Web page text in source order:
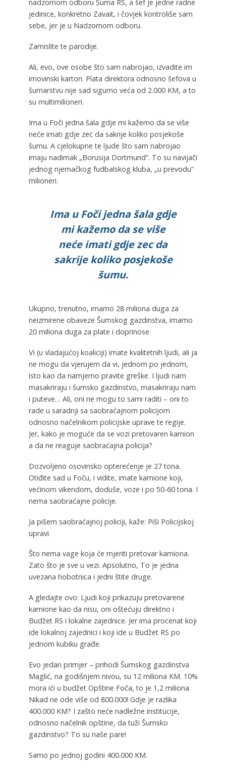
nadzornom odboru Šuma RS, a šef je jedne radne
jedinice, konkretno Zavait, i čovjek kontroliše sam
sebe, jer je u Nadzornom odboru.
Zamislite te parodije.
Ali, evo, ove osobe što sam nabrojao, izvadite im
imovinski karton. Plata direktora odnosno šefova u
šumarstvu nije sad sigurno veća od 2.000 KM, a to
su multimilioneri.
Ima u Foči jedna šala gdje mi kažemo da se više
neće imati gdje zec da sakrije koliko posjekoše
šumu. A cjelokupne te ljude što sam nabrojao
imaju nadimak „Borusija Dortmund“. To su navijači
jednog njemačkog fudbalskog kluba, „u prevodu“
milioneri.
Ima u Foči jedna šala gdje
mi kažemo da se više
neće imati gdje zec da
sakrije koliko posjekoše
šumu.
Ukupno, trenutno, imamo 28 miliona duga za
neizmirene obaveze Šumskog gazdinstva, imamo
20 miliona duga za plate i doprinose.
Vi (u vladajućoj koaliciji) imate kvalitetnih ljudi, ali ja
ne mogu da vjerujem da vi, jednom po jednom,
isto kao da namjerno pravite greške. I ljudi nam
masakriraju i šumsko gazdinstvo, masakriraju nam
i puteve… Ali, oni ne mogu to sami raditi – oni to
rade u saradnji sa saobraćajnom policijom
odnosno načelnikom policijske uprave te regije.
Jer, kako je moguće da se vozi pretovaren kamion
a da ne reaguje saobraćajna policija?
Dozvoljeno osovinsko opterećenje je 27 tona.
Otiđite sad u Foču, i vidite, imate kamione koji,
većinom vikendom, doduše, voze i po 50-60 tona. I
nema saobraćajne policije.
Ja pišem saobraćajnoj policiji, kaže: Piši Policijskoj
upravi.
Što nema vage koja će mjeriti pretovar kamiona.
Zato što je sve u vezi. Apsolutno, To je jedna
uvezana hobotnica i jedni štite druge.
A gledajte ovo: Ljudi koji prikazuju pretovarene
kamione kao da nisu, oni oštećuju direktno i
Budžet RS i lokalne zajednice. Jer ima procenat koji
ide lokalnoj zajednici i koji ide u Budžet RS po
jednom kubiku građe.
Evo jedan primjer – prihodi Šumskog gazdinstva
Maglić, na godišnjem nivou, su 12 miliona KM. 10%
mora ići u budžet Opštine Foča, to je 1,2 miliona.
Nikad ne ode više od 800.000! Gdje je razlika
400.000 KM? I zašto neće nadležne institucije,
odnosno načelnik opštine, da tuži Šumsko
gazdinstvo? To su naše pare!
Samo po jednoj godini 400.000 KM.